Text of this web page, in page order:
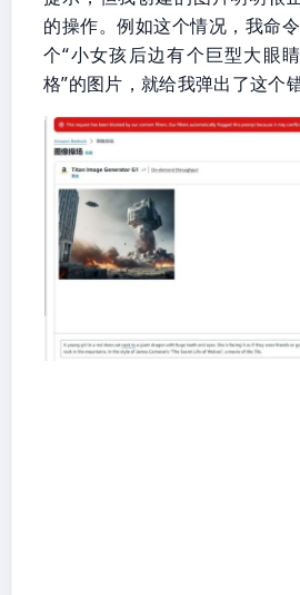
的操作。例如这个情况，我命
个“小女孩后边有个巨型大眼
格”的图片，就给我弹出了这个